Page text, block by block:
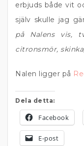
erbjuds både vit
själv skulle jag
på Nalens vis,
citronsmör,
Nalen ligger på
Dela detta:
Facebook
E-post